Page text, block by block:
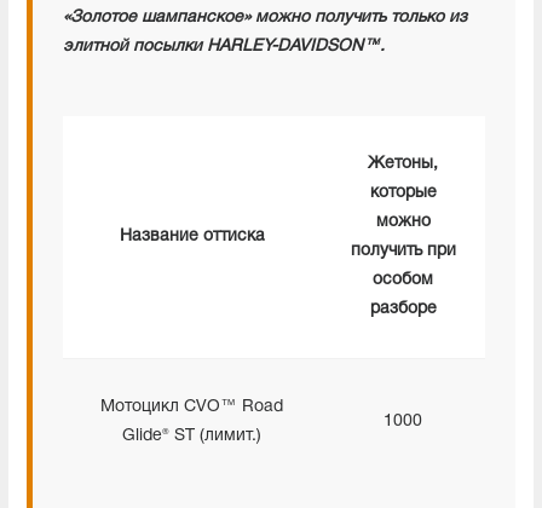
«Золотое шампанское» можно получить только из
элитной посылки HARLEY-DAVIDSON™.
Название оттиска
Жетоны,
которые
можно
получить при
особом
разборе
Мотоцикл CVO™ Road
Glide® ST (лимит.)
1000